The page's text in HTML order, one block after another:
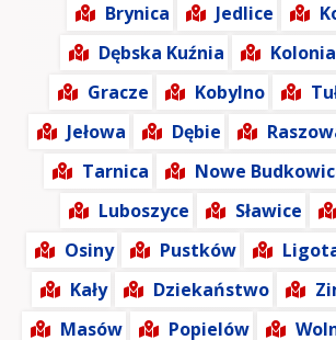
Brynica
Jedlice
Dębska Kuźnia
Gracze
Kobylno
Jełowa
Dębie
Tarnica
Nowe
Luboszyce
Sławice
Osiny
Pustków
Kały
Dziekaństwo
Masów
Popielów